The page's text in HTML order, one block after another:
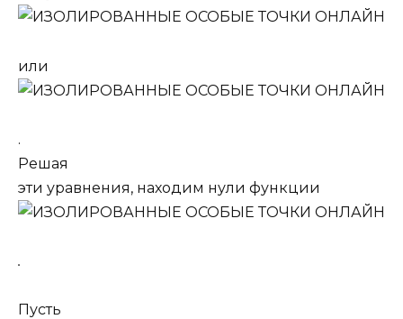
или
.
Решая
эти уравнения, находим нули функции
.
Пусть